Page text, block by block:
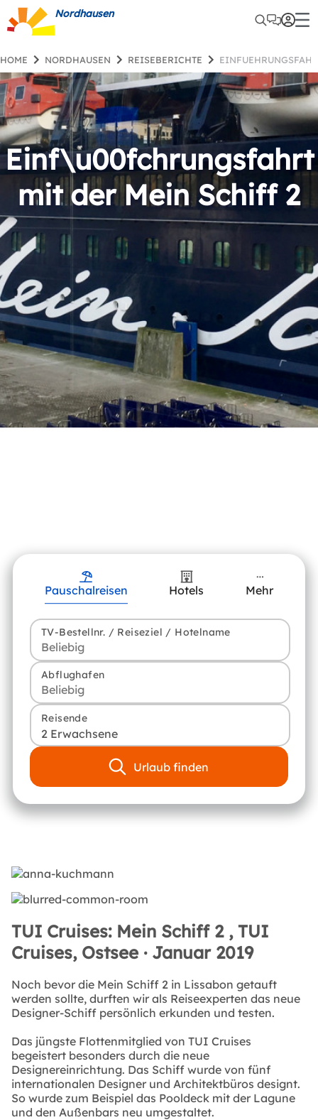
Nordhausen
HOME NORDHAUSEN REISEBERICHTE
Einf\u00fchrungsfahrt
mit der Mein Schiff 2
Pauschalreisen Hotels Mehr
TV-Bestellnr. / Reiseziel / Hotelname
Abflughafen
Reisende
2 Erwachsene
Urlaub finden
TUI Cruises: Mein Schiff 2 , TUI
Cruises, Ostsee · Januar 2019
Noch bevor die Mein Schiff 2 in Lissabon getauft
werden sollte, durften wir als Reiseexperten das neue
Designer-Schiff persönlich erkunden und testen.
Das jüngste Flottenmitglied von TUI Cruises
begeistert besonders durch die neue
Designereinrichtung. Das Schiff wurde von fünf
internationalen Designer und Architektbüros designt.
So wurde zum Beispiel das Pooldeck mit der Lagune
und den Außenbars neu umgestaltet.